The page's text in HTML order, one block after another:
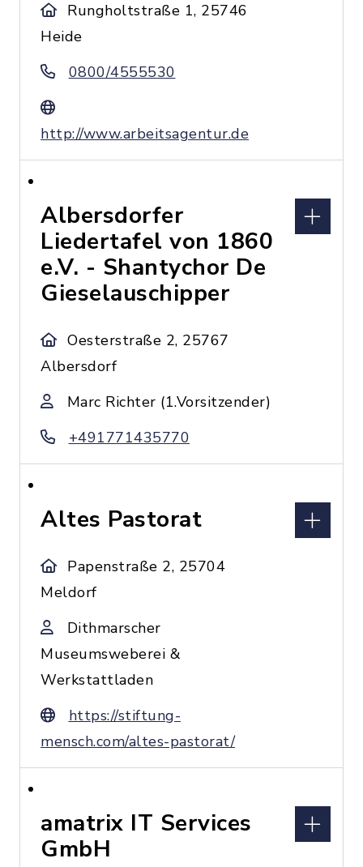
Rungholtstraße 1, 25746
Heide
0800/4555530
http://www.arbeitsagentur.de
Albersdorfer
Liedertafel von 1860
e.V. - Shantychor De
Gieselauschipper
Oesterstraße 2, 25767
Albersdorf
Marc Richter (1.Vorsitzender)
+491771435770
Altes Pastorat
Papenstraße 2, 25704
Meldorf
Dithmarscher
Museumsweberei &
Werkstattladen
https://stiftung-
mensch.com/altes-pastorat/
amatrix IT Services
GmbH